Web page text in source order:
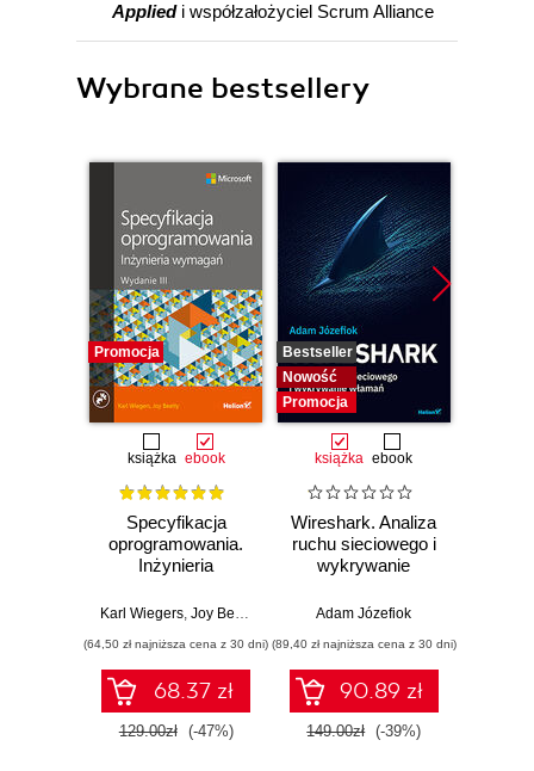
Appliedi współzałożyciel Scrum Alliance
Wybrane bestsellery
Promocja
książka ebook
Specyfikacja
oprogramowania.
Inżynieria
Wydanie III
Karl Wiegers Joy Beatty
(64,50 zł najniższa cena z 30 dni)
68.37 zł
129.00zł (-47%)
Bestseller
Nowość
Promocja
książka ebook
Wireshark. Analiza
ruchu sieciowego i
wykrywanie
Adam Józefiok
(89,40 zł najniższa cena z 30 dni)
90.89 zł
149.00zł (-39%)